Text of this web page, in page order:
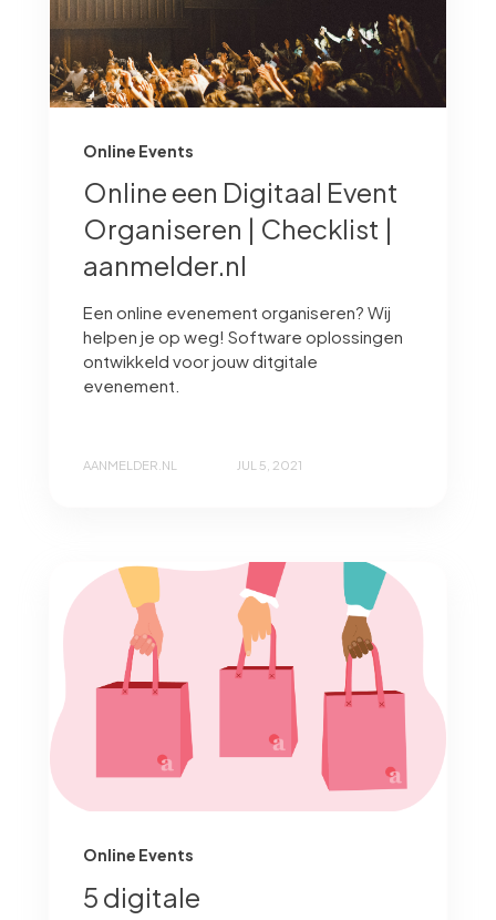
Online Events
Online een Digitaal Event
Organiseren | Checklist |
aanmelder.nl
Een online evenement organiseren? Wij
helpen je op weg! Software oplossingen
ontwikkeld voor jouw ditgitale
evenement.
AANMELDER.NL JUL 5, 2021
Online Events
5 digitale